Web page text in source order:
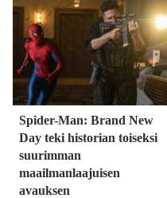
Spider-Man: Brand New
Day teki historian toiseksi
suurimman
maailmanlaajuisen
avauksen